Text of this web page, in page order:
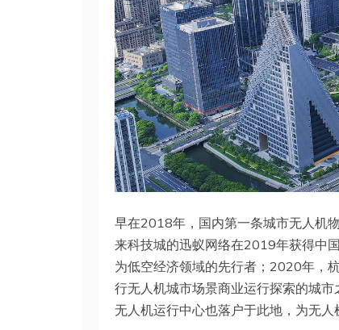
早在2018年，国内第一条城市无人机
来科技城的迅蚁网络在2019年获得中
为低空经济领域的先行者；2020年，
行无人机城市场景商业运行探索的城
无人机运行中心也落户于此地，为无人